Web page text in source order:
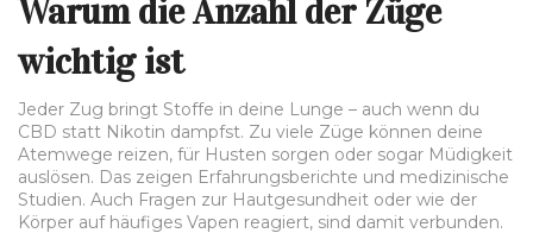
Warum die Anzahl der Züge
wichtig ist
Jeder Zug bringt Stoffe in deine Lunge – auch wenn du
CBD statt Nikotin dampfst. Zu viele Züge können deine
Atemwege reizen, für Husten sorgen oder sogar Müdigkeit
auslösen. Das zeigen Erfahrungsberichte und medizinische
Studien. Auch Fragen zur Hautgesundheit oder wie der
Körper auf häufiges Vapen reagiert, sind damit verbunden.